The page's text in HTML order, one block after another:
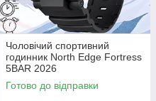
Чоловічий спортивний
годинник North Edge Fortress
5BAR 2026
Готово до відправки